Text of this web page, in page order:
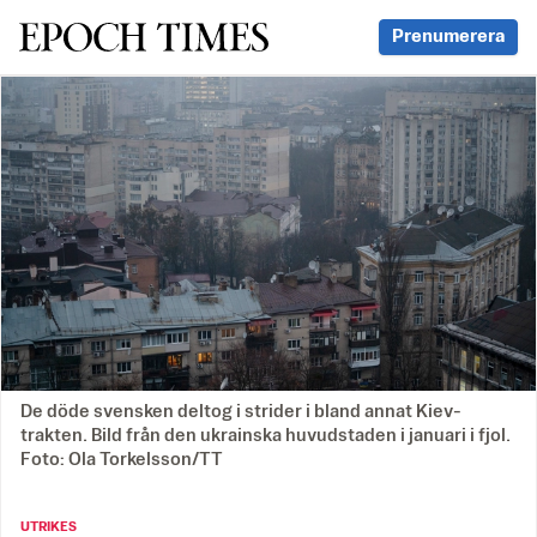
Svenska Epoch Times Prenumerera
De döde svensken deltog i strider i bland annat Kiev-
trakten. Bild från den ukrainska huvudstaden i januari i fjol.
Foto: Ola Torkelsson/TT
UTRIKES